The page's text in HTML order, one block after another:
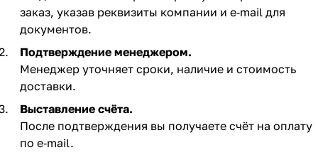
заказ, указав реквизиты компании и e‑mail для
документов.
Подтверждение менеджером.
Менеджер уточняет сроки, наличие и стоимость
доставки.
Выставление счёта.
После подтверждения вы получаете счёт на оплату
по e‑mail. ​